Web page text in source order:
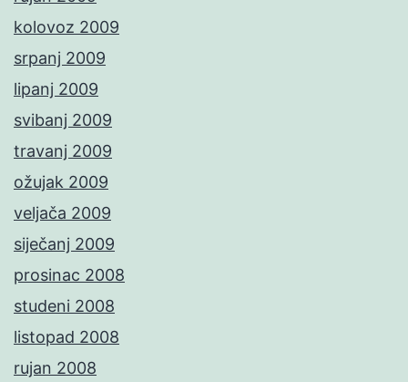
kolovoz 2009
srpanj 2009
lipanj 2009
svibanj 2009
travanj 2009
ožujak 2009
veljača 2009
siječanj 2009
prosinac 2008
studeni 2008
listopad 2008
rujan 2008